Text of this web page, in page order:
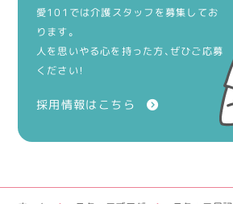
愛101では介護スタッフを募集してお
ります。
人を思いやる心を持った方、ぜひご応募
ください！
採用情報はこちら